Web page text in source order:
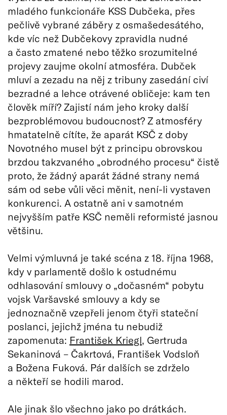
mladého funkcionáře KSS Dubčeka, přes
pečlivě vybrané záběry z osmašedesátého,
kde víc než Dubčekovy zpravidla nudné
a často zmatené nebo těžko srozumitelné
projevy zaujme okolní atmosféra. Dubček
mluví a zezadu na něj z tribuny zasedání civí
bezradné a lehce otrávené obličeje: kam ten
člověk míří? Zajistí nám jeho kroky další
bezproblémovou budoucnost? Z atmosféry
hmatatelně cítíte, že aparát KSČ z doby
Novotného musel být z principu obrovskou
brzdou takzvaného „obrodného procesu“ čistě
proto, že žádný aparát žádné strany nemá
sám od sebe vůli věci měnit, není-li vystaven
konkurenci. A ostatně ani v samotném
nejvyšším patře KSČ neměli reformisté jasnou
většinu.
Velmi výmluvná je také scéna z 18. října 1968,
kdy v parlamentě došlo k ostudnému
odhlasování smlouvy o „dočasném“ pobytu
vojsk Varšavské smlouvy a kdy se
jednoznačně vzepřeli jenom čtyři stateční
poslanci, jejichž jména tu nebudiž
zapomenuta: František Kriegl, Gertruda
Sekaninová – Čakrtová, František Vodsloň
a Božena Fuková. Pár dalších se zdrželo
a někteří se hodili marod.
Ale jinak šlo všechno jako po drátkách.